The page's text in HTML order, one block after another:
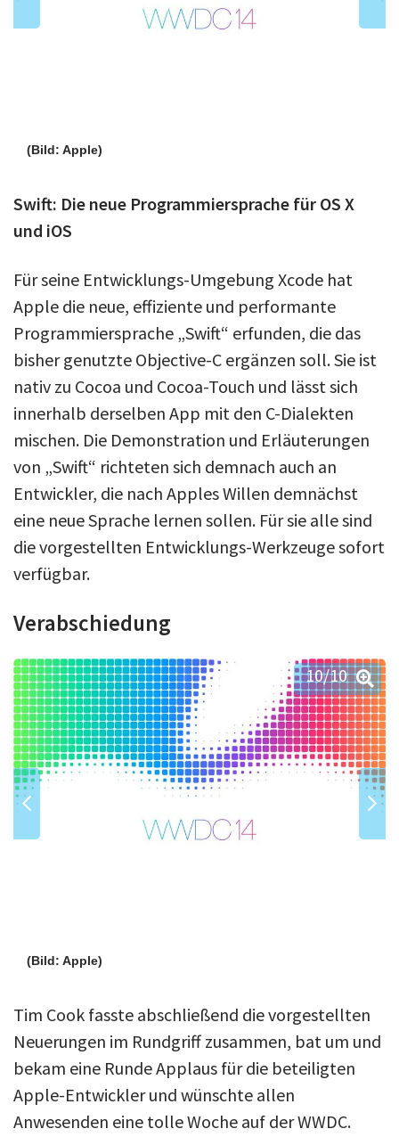
(Bild: Apple)
Swift: Die neue Programmiersprache für OS X
und iOS
Für seine Entwicklungs-Umgebung Xcode hat
Apple die neue, effiziente und performante
Programmiersprache „Swift“ erfunden, die das
bisher genutzte Objective-C ergänzen soll. Sie ist
nativ zu Cocoa und Cocoa-Touch und lässt sich
innerhalb derselben App mit den C-Dialekten
mischen. Die Demonstration und Erläuterungen
von „Swift“ richteten sich demnach auch an
Entwickler, die nach Apples Willen demnächst
eine neue Sprache lernen sollen. Für sie alle sind
die vorgestellten Entwicklungs-Werkzeuge sofort
verfügbar.
Verabschiedung
(Bild: Apple)
10/10
Tim Cook fasste abschließend die vorgestellten
Neuerungen im Rundgriff zusammen, bat um und
bekam eine Runde Applaus für die beteiligten
Apple-Entwickler und wünschte allen
Anwesenden eine tolle Woche auf der WWDC.